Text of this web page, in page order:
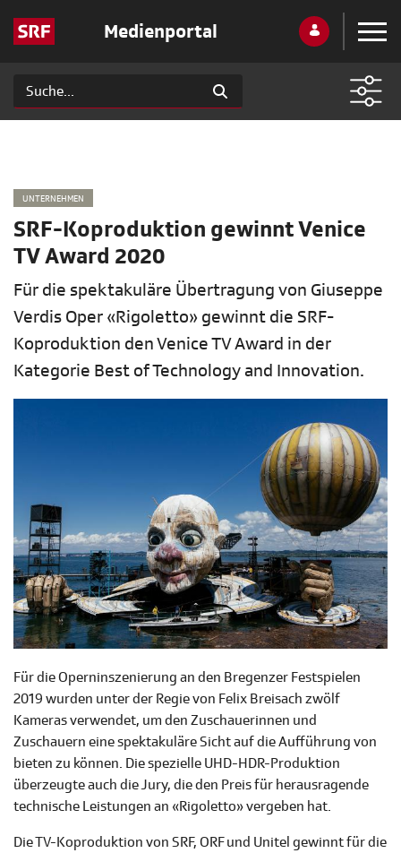
Medienportal
UNTERNEHMEN
SRF-Koproduktion gewinnt Venice
TV Award 2020
Für die spektakuläre Übertragung von Giuseppe
Verdis Oper «Rigoletto» gewinnt die SRF-
Koproduktion den Venice TV Award in der
Kategorie Best of Technology and Innovation.
Für die Operninszenierung an den Bregenzer Festspielen
2019 wurden unter der Regie von Felix Breisach zwölf
Kameras verwendet, um den Zuschauerinnen und
Zuschauern eine spektakuläre Sicht auf die Aufführung von
bieten zu können. Die spezielle UHD-HDR-Produktion
überzeugte auch die Jury, die den Preis für herausragende
technische Leistungen an «Rigoletto» vergeben hat.
Die TV-Koproduktion von SRF, ORF und Unitel gewinnt für die